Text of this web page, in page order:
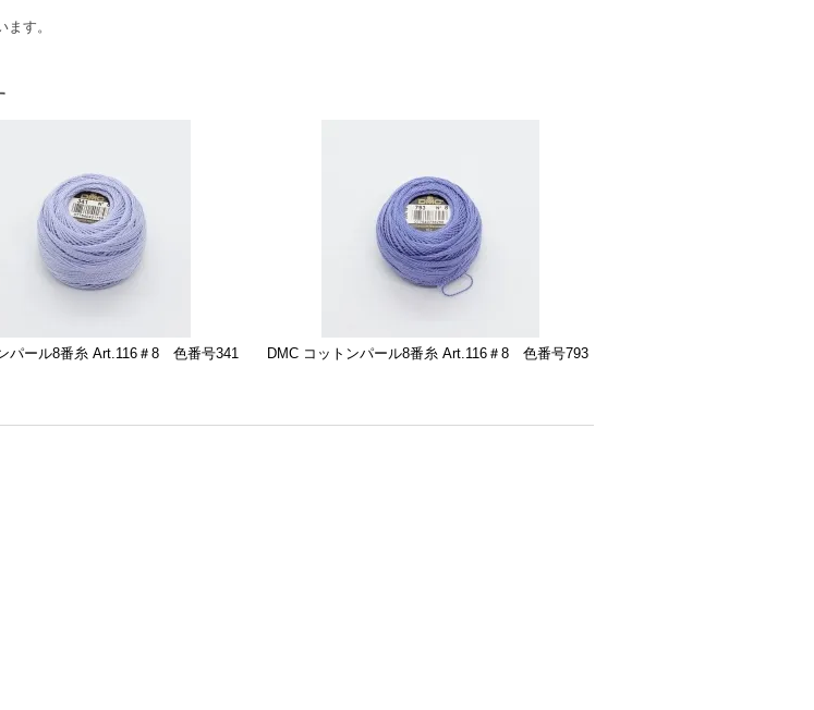
す。
パール8番糸 Art.116＃8 色番号341 DMC コットンパール8番糸 Art.116＃8 色番号793